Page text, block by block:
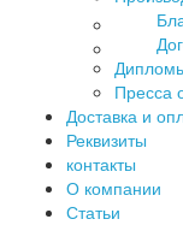
Пресса
Доставка и
Реквизиты
контакты
О компании
Статьи